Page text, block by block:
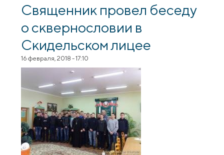
Священник провел беседу
о сквернословии в
Скидельском лицее
16 февраля, 2018 - 17:10